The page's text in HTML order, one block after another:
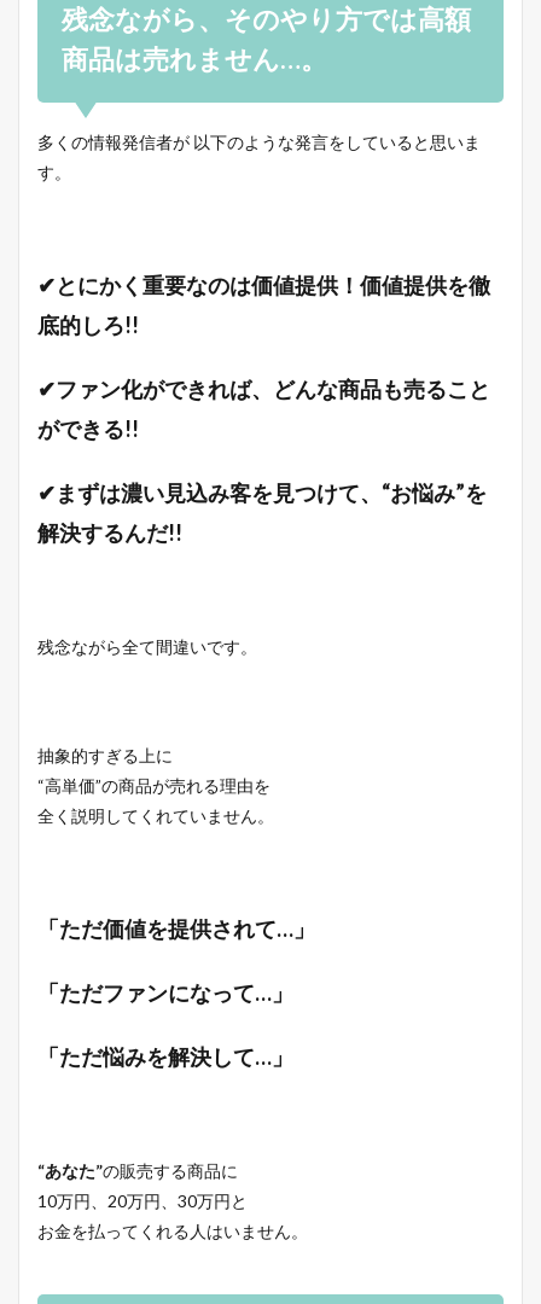
残念ながら、そのやり方では高額
商品は売れません…。
多くの情報発信者が 以下のような発言をしていると思いま
す。
✔とにかく重要なのは価値提供！価値提供を徹
底的しろ!!
✔ファン化ができれば、どんな商品も売ること
ができる!!
✔まずは濃い見込み客を見つけて、“お悩み”を
解決するんだ!!
残念ながら全て間違いです。
抽象的すぎる上に
“高単価”の商品が売れる理由を
全く説明してくれていません。
「ただ価値を提供されて…」
「ただファンになって…」
「ただ悩みを解決して…」
“あなた”の販売する商品に
10万円、20万円、30万円と
お金を払ってくれる人はいません。